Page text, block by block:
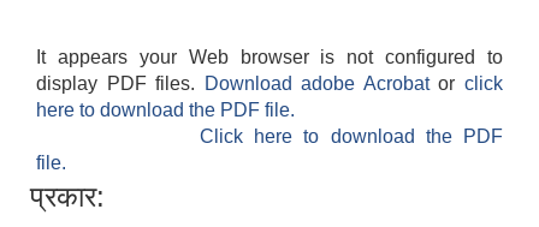
It appears your Web browser is not configured to
display PDF files.
Download adobe Acrobatorclick
here to download the PDF file.
Click here to download the PDF
file.
प्रकार: